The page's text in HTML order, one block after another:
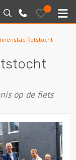
Zoeken
020-
6260016
Bewaarde
uitjes
fietstocht
op de fiets